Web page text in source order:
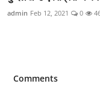
admin Feb 12, 2021 0
Comments